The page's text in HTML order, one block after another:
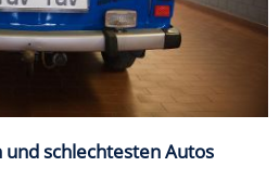
und schlechtesten Autos